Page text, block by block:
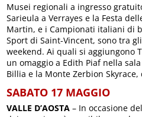
Musei regionali a ingresso
Sarieula a Verrayes e la Festa
Martin, e i Campionati italiani di
Sport di Saint-Vincent, sono tra
weekend. Ai quali si aggiungono
un omaggio a Edith Piaf nella
Billia e la Monte Zerbion
SABATO 17 MAGGIO
VALLE D’AOSTA – In occasione